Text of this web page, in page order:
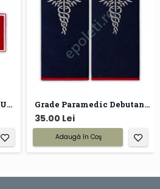
Emblema nominala SMURD Grade Paramedic Debutant ambulanta
35.00 Lei
Adaugă în Coş